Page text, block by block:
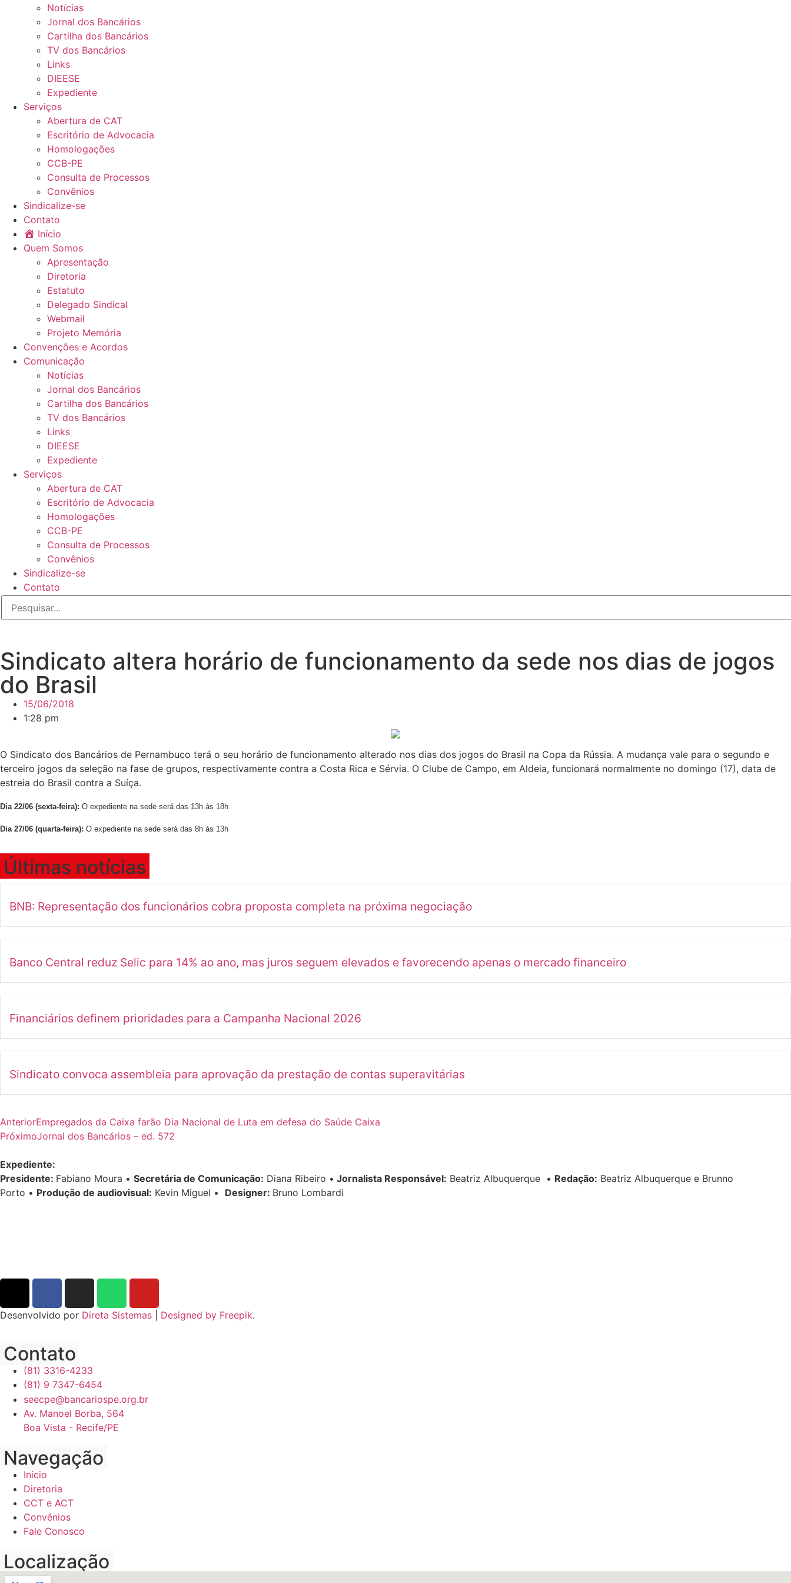
Notícias
Jornal dos Bancários
Cartilha dos Bancários
TV dos Bancários
Links
DIEESE
Expediente
Serviços
Abertura de CAT
Escritório de Advocacia
Homologações
CCB-PE
Consulta de Processos
Convênios
Sindicalize-se
Contato
Início
Quem Somos
Apresentação
Diretoria
Estatuto
Delegado Sindical
Webmail
Projeto Memória
Convenções e Acordos
Comunicação
Notícias
Jornal dos Bancários
Cartilha dos Bancários
TV dos Bancários
Links
DIEESE
Expediente
Serviços
Abertura de CAT
Escritório de Advocacia
Homologações
CCB-PE
Consulta de Processos
Convênios
Sindicalize-se
Contato
Sindicato altera horário de funcionamento da sede nos dias de jogos
do Brasil
15/06/2018
1:28 pm
O Sindicato dos Bancários de Pernambuco terá o seu horário de funcionamento alterado nos dias dos jogos do Brasil na Copa da Rússia. A mudança vale para o segundo e
terceiro jogos da seleção na fase de grupos, respectivamente contra a Costa Rica e Sérvia. O Clube de Campo, em Aldeia, funcionará normalmente no domingo (17), data de
estreia do Brasil contra a Suíça.
Dia 22/06 (sexta-feira): O expediente na sede será das 13h às 18h
Dia 27/06 (quarta-feira): O expediente na sede será das 8h às 13h
Últimas notícias
BNB: Representação dos funcionários cobra proposta completa na próxima negociação
Banco Central reduz Selic para 14% ao ano, mas juros seguem elevados e favorecendo apenas o mercado financeiro
Financiários definem prioridades para a Campanha Nacional 2026
Sindicato convoca assembleia para aprovação da prestação de contas superavitárias
AnteriorEmpregados da Caixa farão Dia Nacional de Luta em defesa do Saúde Caixa
PróximoJornal dos Bancários – ed. 572
Expediente:
Presidente: Fabiano Moura • Secretária de Comunicação: Diana Ribeiro • Jornalista Responsável: Beatriz Albuquerque • Redação: Beatriz Albuquerque e Brunno
Porto • Produção de audiovisual: Kevin Miguel • Designer: Bruno Lombardi
Desenvolvido por Direta Sistemas Designed by Freepik.
Contato
(81) 3316-4233
(81) 9 7347-6454
seecpe@bancariospe.org.br
Av. Manoel Borba, 564
Boa Vista - Recife/PE
Navegação
Início
Diretoria
CCT e ACT
Convênios
Fale Conosco
Localização